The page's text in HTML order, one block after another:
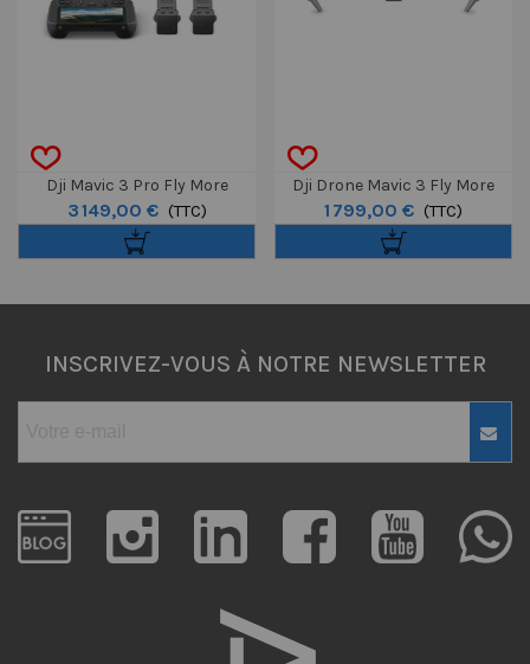
Dji Mavic 3 Pro Fly More
Combo Avec Dji RC Pro
3 149,00 € (TTC)
Dji Drone Mavic 3 Fly More
Combo
1 799,00 € (TTC)
INSCRIVEZ-VOUS À NOTRE NEWSLETTER